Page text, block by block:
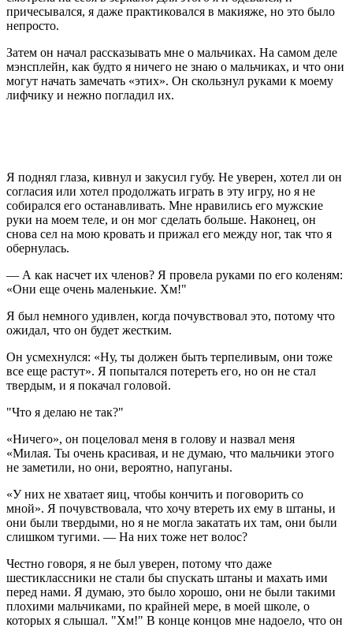
причесывался, я даже практиковался в макияже, но это было
непросто.
Затем он начал рассказывать мне о мальчиках. На самом деле
мэнсплейн, как будто я ничего не знаю о мальчиках, и что они
могут начать замечать «этих». Он скользнул руками к моему
лифчику и нежно погладил их.
Я поднял глаза, кивнул и закусил губу. Не уверен, хотел ли он
согласия или хотел продолжать играть в эту игру, но я не
собирался его останавливать. Мне нравились его мужские
руки на моем теле, и он мог сделать больше. Наконец, он
снова сел на мою кровать и прижал его между ног, так что я
обернулась.
— А как насчет их членов? Я провела руками по его коленям:
«Они еще очень маленькие. Хм!"
Я был немного удивлен, когда почувствовал это, потому что
ожидал, что он будет жестким.
Он усмехнулся: «Ну, ты должен быть терпеливым, они тоже
все еще растут». Я попытался потереть его, но он не стал
твердым, и я покачал головой.
"Что я делаю не так?"
«Ничего», он поцеловал меня в голову и назвал меня
«Милая. Ты очень красивая, и не думаю, что мальчики этого
не заметили, но они, вероятно, напуганы.
«У них не хватает яиц, чтобы кончить и поговорить со
мной». Я почувствовала, что хочу втереть их ему в штаны, и
они были твердыми, но я не могла закатать их там, они были
слишком тугими. — На них тоже нет волос?
Честно говоря, я не был уверен, потому что даже
шестиклассники не стали бы спускать штаны и махать ими
перед нами. Я думаю, это было хорошо, они не были такими
плохими мальчиками, по крайней мере, в моей школе, о
которых я слышал. "Хм!" В конце концов мне надоело, что он